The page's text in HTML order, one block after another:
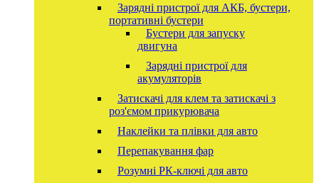
Зарядні пристрої для АКБ, бустери,
портативні бустери
Бустери для запуску
двигуна
Зарядні пристрої для
акумуляторів
Затискачі для клем та затискачі з
роз'ємом прикурювача
Наклейки та плівки для авто
Перепакування фар
Розумні РК-ключі для авто